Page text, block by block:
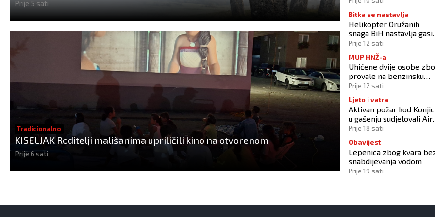
Prije 5 sati
Tradicionalno
KISELJAK Roditelji mališanima upriličili kino na otvorenom
Prije 6 sati
Bitka se nastavlja
Helikopter Oružanih
snaga BiH nastavlja
požar na području Konjica
Prije 12 sati
MUP HNŽ-a
Uhićene dvije osobe
provale na benzinsku
crpku u Konjicu
Prije 12 sati
Ljeto i vatra
Aktivan požar kod
u gašenju sudjelovali Air
Tractor i helikopter OS-a
Prije 18 sati
Obavijest
Lepenica zbog kvara
snabdijevanja vodom
Prije 19 sati